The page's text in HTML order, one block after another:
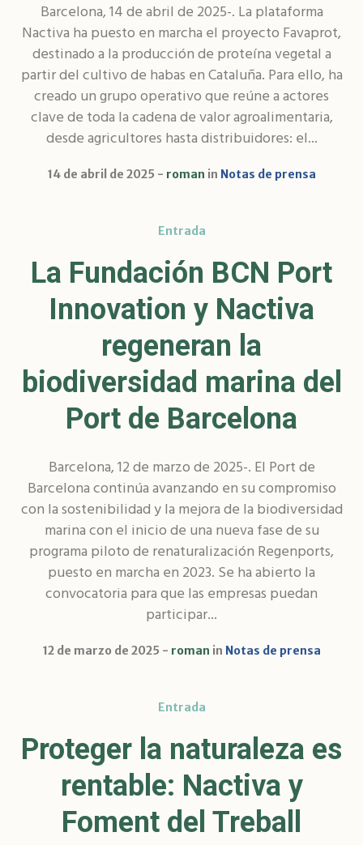
Barcelona, 14 de abril de 2025-. La plataforma
Nactiva ha puesto en marcha el proyecto Favaprot,
destinado a la producción de proteína vegetal a
partir del cultivo de habas en Cataluña. Para ello, ha
creado un grupo operativo que reúne a actores
clave de toda la cadena de valor agroalimentaria,
desde agricultores hasta distribuidores: el...
14 de abril de 2025 roman in Notas de prensa
Entrada
La Fundación BCN Port
Innovation y Nactiva
regeneran la
biodiversidad marina del
Port de Barcelona
Barcelona, 12 de marzo de 2025-. El Port de
Barcelona continúa avanzando en su compromiso
con la sostenibilidad y la mejora de la biodiversidad
marina con el inicio de una nueva fase de su
programa piloto de renaturalización Regenports,
puesto en marcha en 2023. Se ha abierto la
convocatoria para que las empresas puedan
participar...
12 de marzo de 2025 roman in Notas de prensa
Entrada
Proteger la naturaleza es
rentable: Nactiva y
Foment del Treball